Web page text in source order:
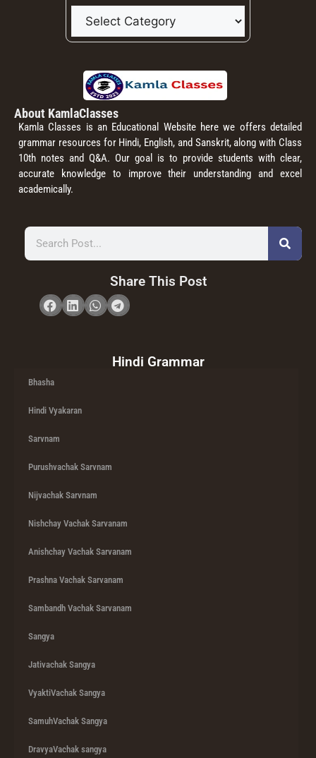
About KamlaClasses
Kamla Classes is an Educational Website here we offers detailed
grammar resources for Hindi, English, and Sanskrit, along with Class
10th notes and Q&A. Our goal is to provide students with clear,
accurate knowledge to improve their understanding and excel
academically.
Share This Post
Hindi Grammar
Bhasha
Hindi Vyakaran
Sarvnam
Purushvachak Sarvnam
Nijvachak Sarvnam
Nishchay Vachak Sarvanam
Anishchay Vachak Sarvanam
Prashna Vachak Sarvanam
Sambandh Vachak Sarvanam
Sangya
Jativachak Sangya
VyaktiVachak Sangya
SamuhVachak Sangya
DravyaVachak sangya